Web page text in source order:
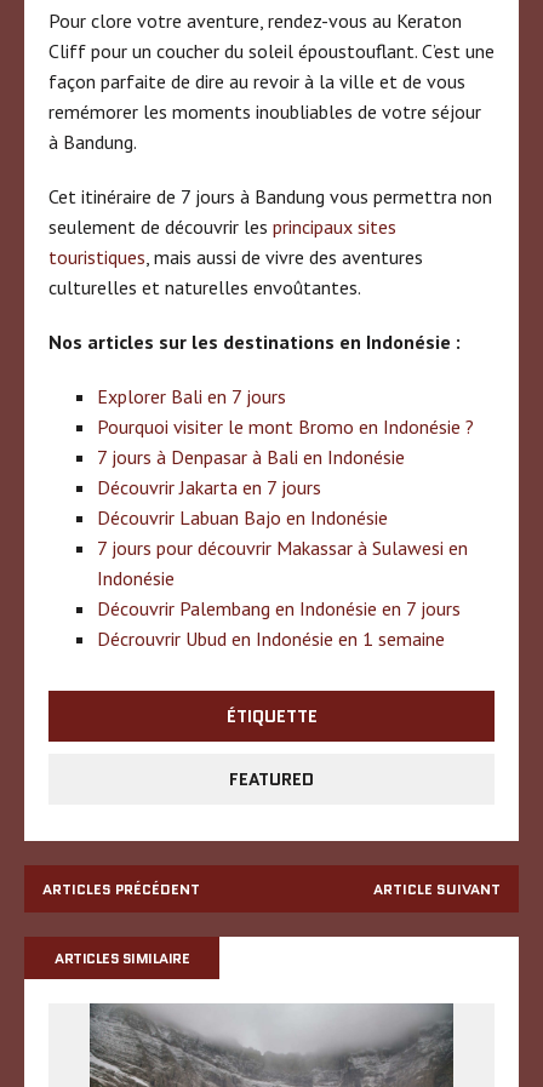
Pour clore votre aventure, rendez-vous au Keraton
Cliff pour un coucher du soleil époustouflant. C’est une
façon parfaite de dire au revoir à la ville et de vous
remémorer les moments inoubliables de votre séjour
à Bandung.
Cet itinéraire de 7 jours à Bandung vous permettra non
seulement de découvrir les principaux sites
touristiques , mais aussi de vivre des aventures
culturelles et naturelles envoûtantes.
Nos articles sur les destinations en Indonésie :
Explorer Bali en 7 jours
Pourquoi visiter le mont Bromo en Indonésie ?
7 jours à Denpasar à Bali en Indonésie
Découvrir Jakarta en 7 jours
Découvrir Labuan Bajo en Indonésie
7 jours pour découvrir Makassar à Sulawesi en
Indonésie
Découvrir Palembang en Indonésie en 7 jours
Décrouvrir Ubud en Indonésie en 1 semaine
ÉTIQUETTE
FEATURED
ARTICLES PRÉCÉDENT ARTICLE SUIVANT
ARTICLES SIMILAIRE